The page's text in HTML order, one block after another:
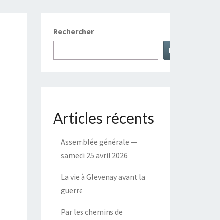
Rechercher
Rechercher
Articles récents
Assemblée générale —
samedi 25 avril 2026
La vie à Glevenay avant la
guerre
Par les chemins de